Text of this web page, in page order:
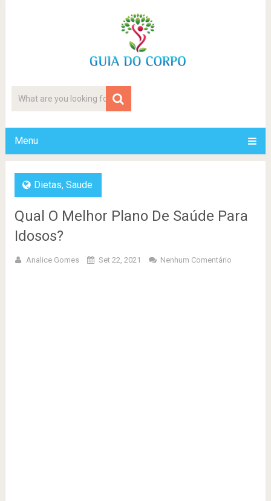
Menu
Dietas, Saude
Qual O Melhor Plano De Saúde Para
Idosos?
Analice Gomes Set 22, 2021 Nenhum Comentário